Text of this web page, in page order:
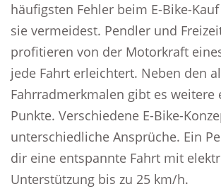
häufigsten Fehler beim E-Bike-
sie vermeidest. Pendler und
profitieren von der Motorkraft
jede Fahrt erleichtert. Neben den
Fahrradmerkmalen gibt es weitere
Punkte. Verschiedene E-Bike-
unterschiedliche Ansprüche. Ein
dir eine entspannte Fahrt mit
Unterstützung bis zu 25 km/h.